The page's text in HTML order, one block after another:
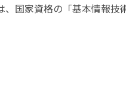
国家資格の「基本情報技